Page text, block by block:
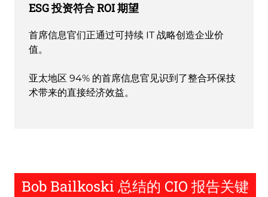
ESG 投资符合 ROI 期望
首席信息官们正通过可持续 IT 战略创造企业价
值。
亚太地区 94% 的首席信息官见识到了整合环保技
术带来的直接经济效益。
Bob Bailkoski 总结的 CIO 报告关键